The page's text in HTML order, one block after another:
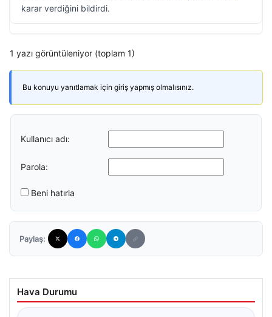
karar verdiğini bildirdi.
1 yazı görüntüleniyor (toplam 1)
Bu konuyu yanıtlamak için giriş yapmış olmalısınız.
Kullanıcı adı:
Parola:
Beni hatırla
Paylaş:
Hava Durumu